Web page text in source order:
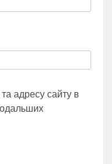
адресу сайту в